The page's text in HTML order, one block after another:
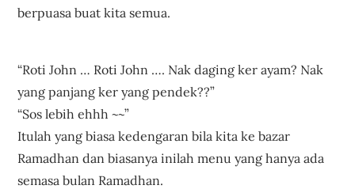
berpuasa buat kita semua.
“Roti John … Roti John …. Nak daging ker ayam? Nak
yang panjang ker yang pendek??”
“Sos lebih ehhh ~~”
Itulah yang biasa kedengaran bila kita ke bazar
Ramadhan dan biasanya inilah menu yang hanya ada
semasa bulan Ramadhan.